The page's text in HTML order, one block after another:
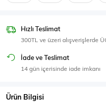
Eşofman Üstü
Hızlı Teslimat
300TL ve üzeri alışverişlerde
İade ve Teslimat
14 gün içerisinde iade imkanı
Ürün Bilgisi